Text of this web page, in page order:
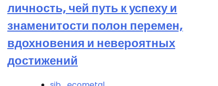
личность, чей путь к успеху и
знаменитости полон перемен,
вдохновения и невероятных
достижений